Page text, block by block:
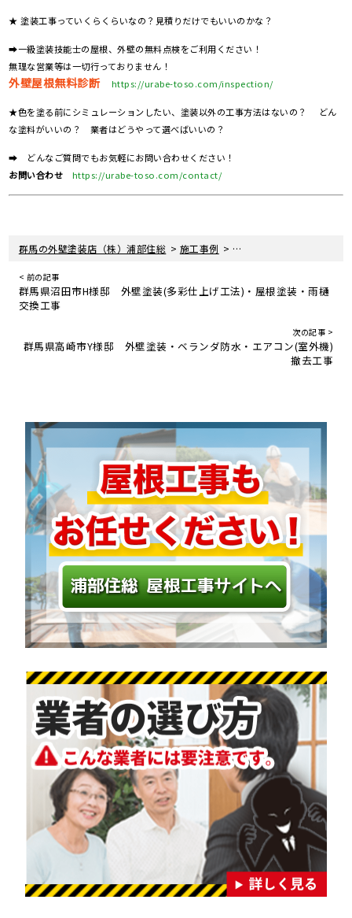
★ 塗装工事っていくらくらいなの？見積りだけでもいいのかな？
➡一級塗装技能士の屋根、外壁の無料点検をご利用ください！
無理な営業等は一切行っておりません！
外壁屋根無料診断 https://urabe-toso.com/inspection/
★色を塗る前にシミュレーションしたい、塗装以外の工事方法はないの？ どん
な塗料がいいの？ 業者はどうやって選べばいいの？
➡ どんなご質問でもお気軽にお問い合わせください！
お問い合わせ
https://urabe-toso.com/contact/
群馬の外壁塗装店（株）浦部住総 > 施工事例 > 埼玉県深谷市K様邸 外壁
< 前の記事
群馬県沼田市H様邸 外壁塗装(多彩仕上げ工法)・屋根塗装・雨樋
交換工事
次の記事 >
群馬県高崎市Y様邸 外壁塗装・ベランダ防水・エアコン(室外機)
撤去工事